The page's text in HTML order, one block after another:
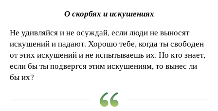
О скорбях и искушениях
Не удивляйся и не осуждай, если люди не выносят
искушений и падают. Хорошо тебе, когда ты свободен
от этих искушений и не испытываешь их. Но кто знает,
если бы ты подвергся этим искушениям, то вынес ли
бы их?